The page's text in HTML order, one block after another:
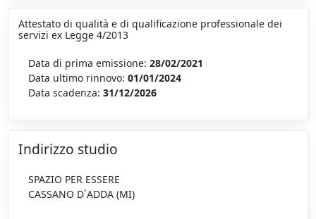
Attestato di qualità e di qualificazione professionale dei
servizi ex Legge 4/2013
Data di prima emissione: 28/02/2021
Data ultimo rinnovo: 01/01/2024
Data scadenza: 31/12/2026
Indirizzo studio
SPAZIO PER ESSERE
CASSANO D´ADDA (MI)